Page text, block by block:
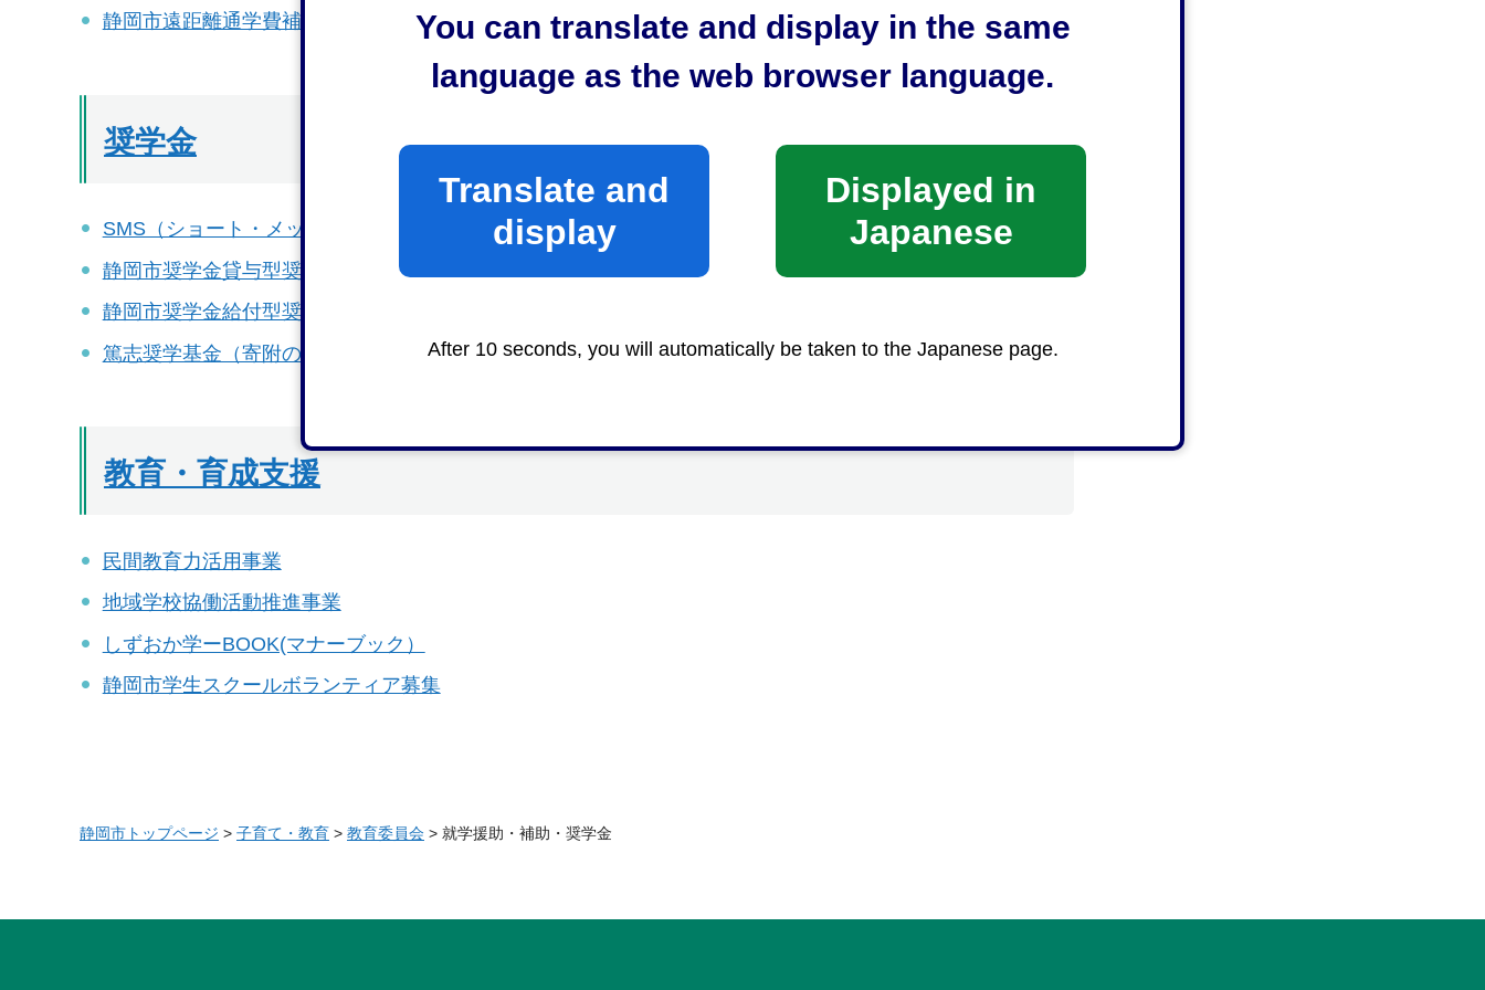
You can translate and display in the same
language as the web browser language.
Translate and
display
Displayed in
Japanese
After 10 seconds, you will automatically be taken to the Japanese page.
静岡市遠距離通学費補助金
奨学金
SMS（ショート・メッセージ・サービス）による奨学金返還金の納付催告
静岡市奨学金貸与型奨学金制度（育英奨学金）
静岡市奨学金給付型奨学金制度（篤志奨学金）
篤志奨学基金（寄附のお願い）
教育・育成支援
民間教育力活用事業
地域学校協働活動推進事業
しずおか学ーBOOK(マナーブック）
静岡市学生スクールボランティア募集
静岡市トップページ > 子育て・教育 > 教育委員会 > 就学援助・補助・奨学金